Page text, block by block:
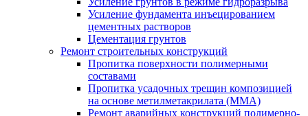
Усиление фундамента инъецированием
цементных растворов
Цементация грунтов
Ремонт строительных конструкций
Пропитка поверхности полимерными
составами
Пропитка усадочных трещин композицией
на основе метилметакрилата (ММА)
Ремонт аварийных конструкций полимерно-